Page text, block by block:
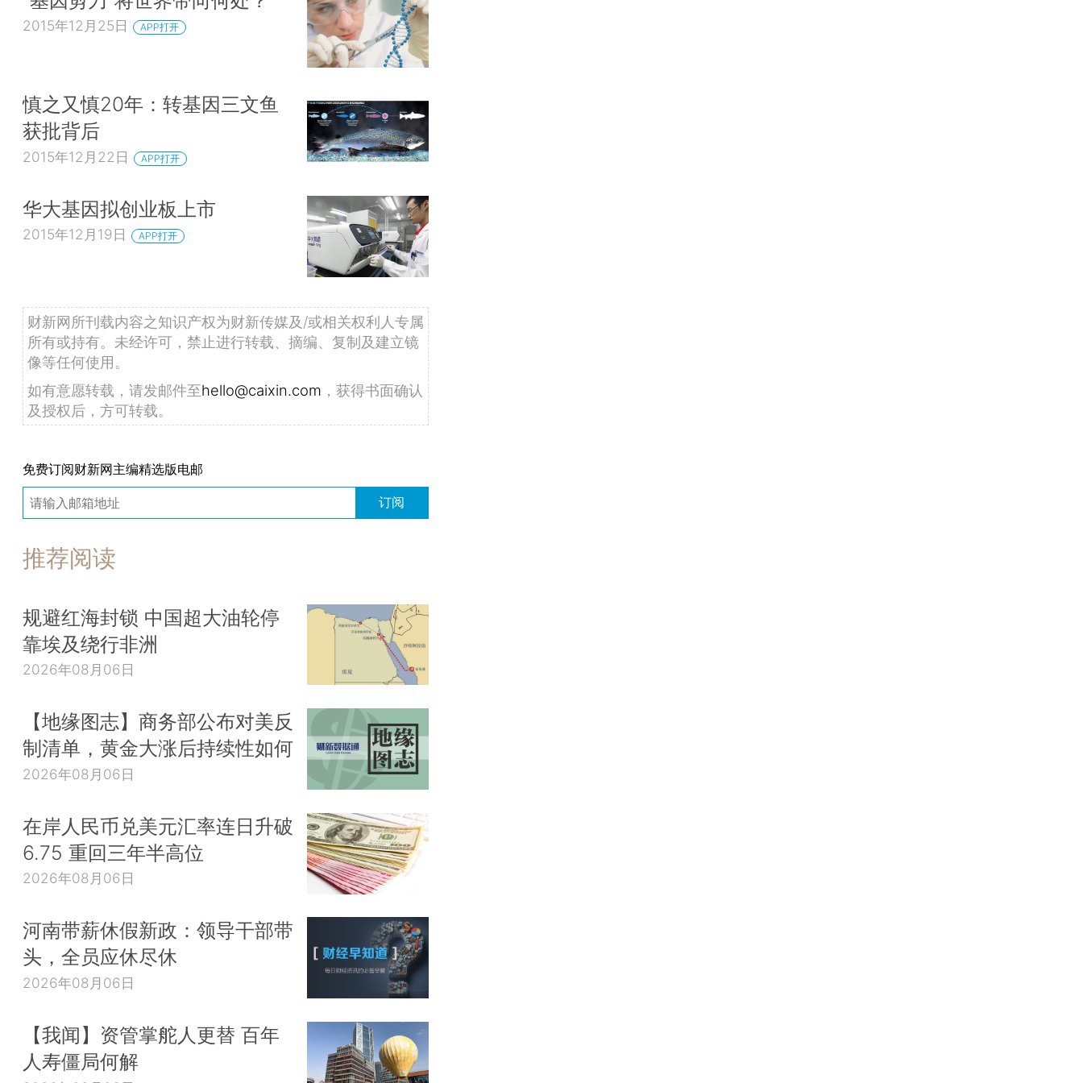
2015年12月25日 APP打开
慎之又慎20年：转基因三文鱼
获批背后
2015年12月22日 APP打开
华大基因拟创业板上市
2015年12月19日 APP打开
财新网所刊载内容之知识产权为财新传媒及/或相关权利人专属
所有或持有。未经许可，禁止进行转载、摘编、复制及建立镜
像等任何使用。
如有意愿转载，请发邮件至hello@caixin.com ，获得书面确认
及授权后，方可转载。
免费订阅财新网主编精选版电邮
订阅
推荐阅读
规避红海封锁 中国超大油轮停
靠埃及绕行非洲
2026年08月06日
【地缘图志】商务部公布对美反
制清单，黄金大涨后持续性如何
2026年08月06日
在岸人民币兑美元汇率连日升破
6.75 重回三年半高位
2026年08月06日
河南带薪休假新政：领导干部带
头，全员应休尽休
2026年08月06日
【我闻】资管掌舵人更替 百年
人寿僵局何解